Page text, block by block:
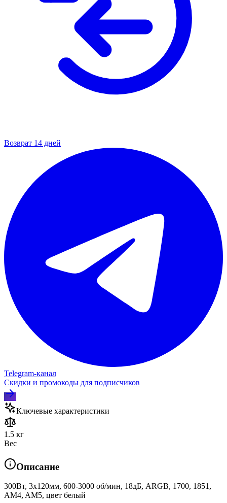
Возврат 14 дней
Telegram‑канал
Скидки и промокоды для подписчиков
Ключевые характеристики
1.5 кг
Вес
Описание
300Вт, 3x120мм, 600-3000 об/мин, 18дБ, ARGB, 1700, 1851,
AM4, AM5, цвет белый